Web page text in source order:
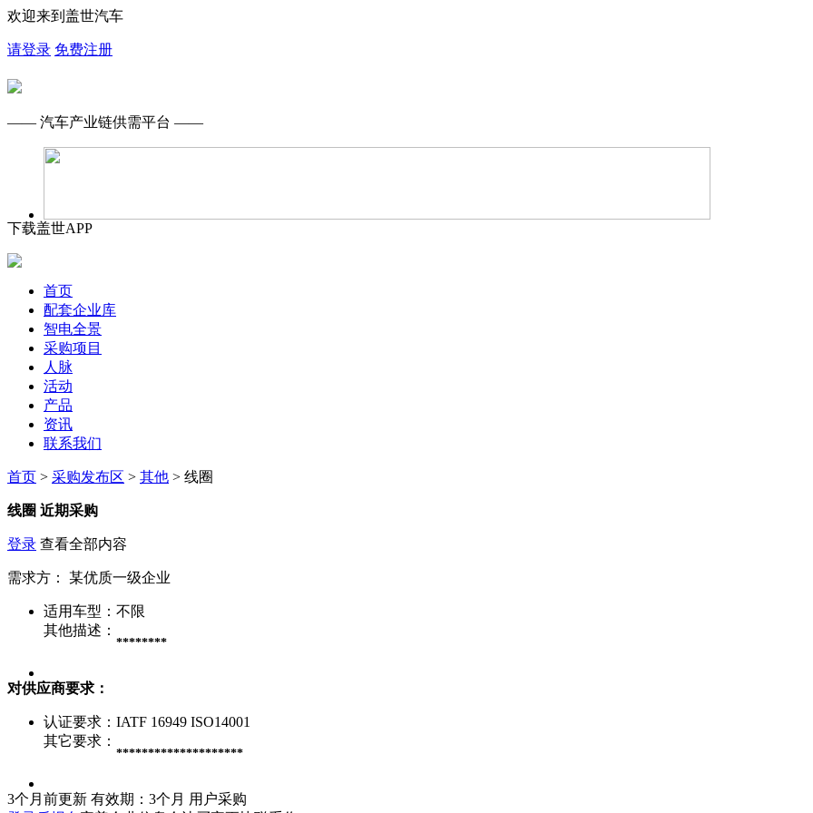
欢迎来到盖世汽车
请登录 免费注册
—— 汽车产业链供需平台 ——
下载盖世APP
首页
配套企业库
智电全景
采购项目
人脉
活动
产品
资讯
联系我们
首页 > 采购发布区 > 其他 > 线圈
线圈 近期采购
登录 查看全部内容
需求方： 某优质一级企业
适用车型： 不限
其他描述：
********
对供应商要求：
认证要求： IATF 16949 ISO14001
其它要求：
********************
3个月前更新 有效期：3个月 用户采购